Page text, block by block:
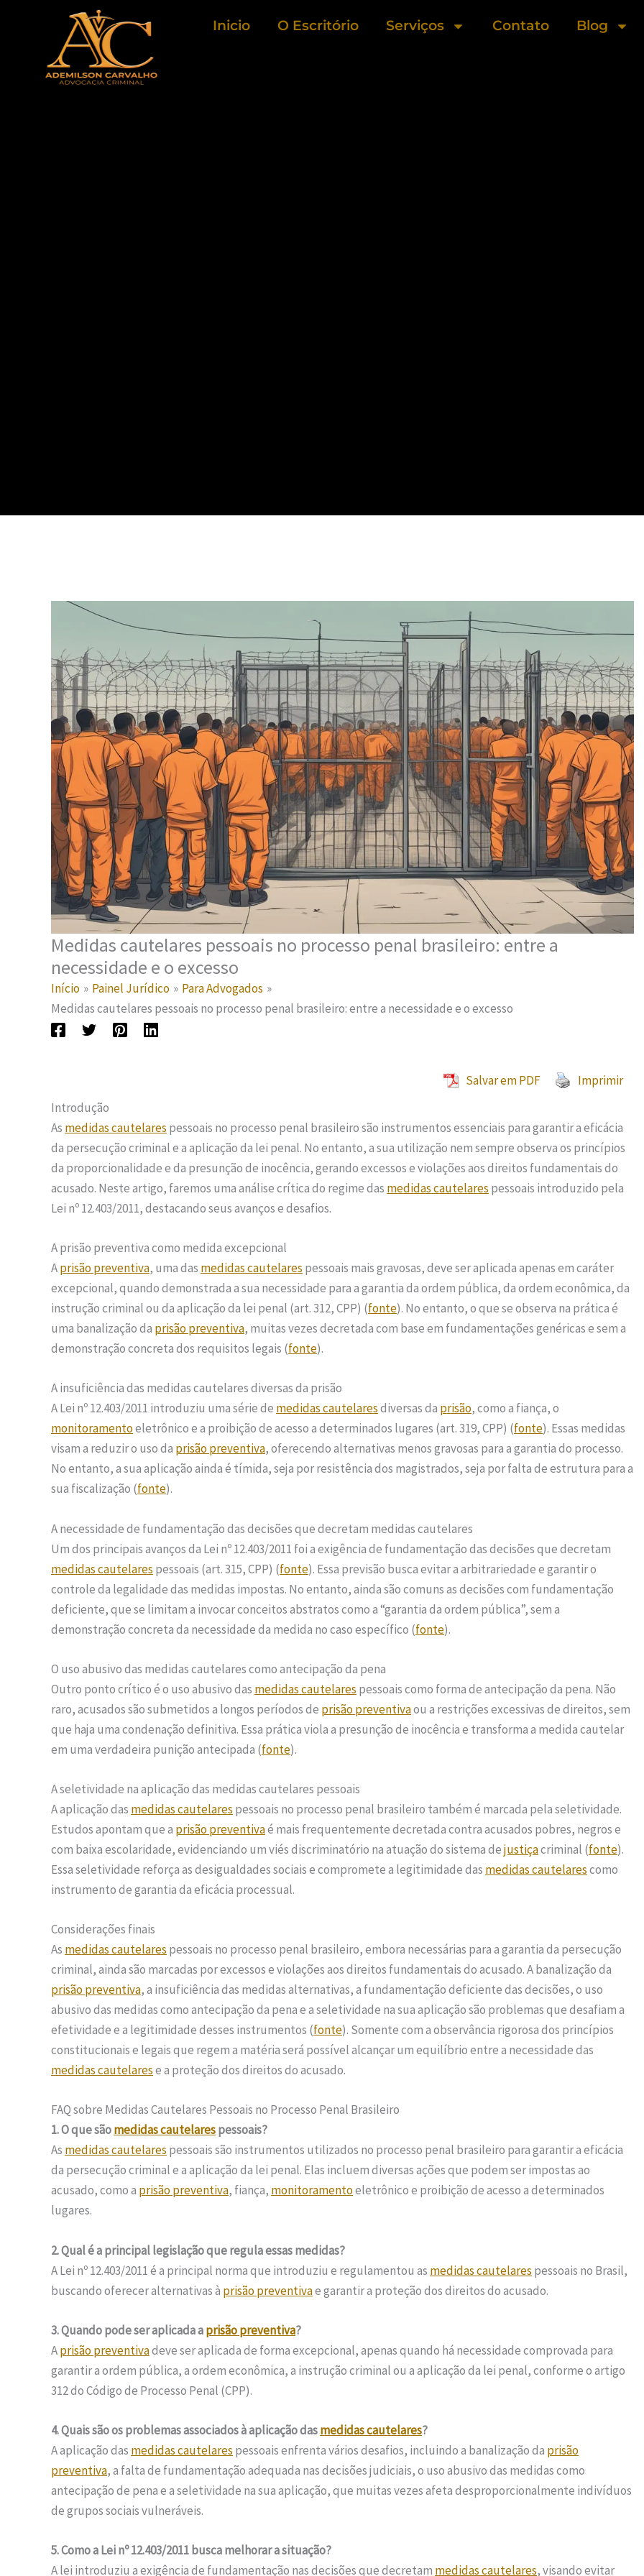
conteúdo
Inicio O Escritório Serviços Contato Blog
Medidas cautelares pessoais no processo penal brasileiro: entre a
necessidade e o excesso
Início Painel Jurídico
Para Advogados
Medidas cautelares pessoais no processo penal brasileiro: entre a necessidade e o excesso
Salvar em PDF
Imprimir
Introdução
As medidas cautelares pessoais no processo penal brasileiro são instrumentos essenciais para garantir a eficácia
da persecução criminal e a aplicação da lei penal. No entanto, a sua utilização nem sempre observa os princípios
da proporcionalidade e da presunção de inocência, gerando excessos e violações aos direitos fundamentais do
acusado. Neste artigo, faremos uma análise crítica do regime das medidas cautelares pessoais introduzido pela
Lei nº 12.403/2011, destacando seus avanços e desafios.
A prisão preventiva como medida excepcional
Aprisão preventiva, uma das medidas cautelares pessoais mais gravosas, deve ser aplicada apenas em caráter
excepcional, quando demonstrada a sua necessidade para a garantia da ordem pública, da ordem econômica, da
instrução criminal ou da aplicação da lei penal (art. 312, CPP) (fonte). No entanto, o que se observa na prática é
uma banalização da prisão preventiva, muitas vezes decretada com base em fundamentações genéricas e sem a
demonstração concreta dos requisitos legais (fonte).
A insuficiência das medidas cautelares diversas da prisão
A Lei nº 12.403/2011 introduziu uma série de medidas cautelaresdiversas da prisão, como a fiança, o
monitoramentoeletrônico e a proibição de acesso a determinados lugares (art. 319, CPP) (fonte). Essas medidas
visam a reduzir o uso da prisão preventiva, oferecendo alternativas menos gravosas para a garantia do processo.
No entanto, a sua aplicação ainda é tímida, seja por resistência dos magistrados, seja por falta de estrutura para a
sua fiscalização (fonte).
A necessidade de fundamentação das decisões que decretam medidas cautelares
Um dos principais avanços da Lei nº 12.403/2011 foi a exigência de fundamentação das decisões que decretam
medidas cautelares pessoais (art. 315, CPP) (fonte). Essa previsão busca evitar a arbitrariedade e garantir o
controle da legalidade das medidas impostas. No entanto, ainda são comuns as decisões com fundamentação
deficiente, que se limitam a invocar conceitos abstratos como a “garantia da ordem pública”, sem a
demonstração concreta da necessidade da medida no caso específico (fonte).
O uso abusivo das medidas cautelares como antecipação da pena
Outro ponto crítico é o uso abusivo das medidas cautelares pessoais como forma de antecipação da pena. Não
raro, acusados são submetidos a longos períodos de prisão preventivaou a restrições excessivas de direitos, sem
que haja uma condenação definitiva. Essa prática viola a presunção de inocência e transforma a medida cautelar
em uma verdadeira punição antecipada (fonte).
A seletividade na aplicação das medidas cautelares pessoais
A aplicação das medidas cautelares pessoais no processo penal brasileiro também é marcada pela seletividade.
Estudos apontam que a prisão preventivaé mais frequentemente decretada contra acusados pobres, negros e
com baixa escolaridade, evidenciando um viés discriminatório na atuação do sistema dejustiçacriminal (fonte).
Essa seletividade reforça as desigualdades sociais e compromete a legitimidade das medidas cautelarescomo
instrumento de garantia da eficácia processual.
Considerações finais
As medidas cautelares pessoais no processo penal brasileiro, embora necessárias para a garantia da persecução
criminal, ainda são marcadas por excessos e violações aos direitos fundamentais do acusado. A banalização da
prisão preventiva, a insuficiência das medidas alternativas, a fundamentação deficiente das decisões, o uso
abusivo das medidas como antecipação da pena e a seletividade na sua aplicação são problemas que desafiam a
efetividade e a legitimidade desses instrumentos (fonte). Somente com a observância rigorosa dos princípios
constitucionais e legais que regem a matéria será possível alcançar um equilíbrio entre a necessidade das
medidas cautelarese a proteção dos direitos do acusado.
FAQ sobre Medidas Cautelares Pessoais no Processo Penal Brasileiro
1. O que sãomedidas cautelarespessoais?
As medidas cautelares pessoais são instrumentos utilizados no processo penal brasileiro para garantir a eficácia
da persecução criminal e a aplicação da lei penal. Elas incluem diversas ações que podem ser impostas ao
acusado, como a prisão preventiva, fiança, monitoramentoeletrônico e proibição de acesso a determinados
lugares.
2. Qual é a principal legislação que regula essas medidas?
A Lei nº 12.403/2011 é a principal norma que introduziu e regulamentou as medidas cautelares pessoais no Brasil,
buscando oferecer alternativas à prisão preventivae garantir a proteção dos direitos do acusado.
3. Quando pode ser aplicada aprisão preventiva?
Aprisão preventivadeve ser aplicada de forma excepcional, apenas quando há necessidade comprovada para
garantir a ordem pública, a ordem econômica, a instrução criminal ou a aplicação da lei penal, conforme o artigo
312 do Código de Processo Penal (CPP).
4. Quais são os problemas associados à aplicação dasmedidas cautelares?
A aplicação das medidas cautelares pessoais enfrenta vários desafios, incluindo a banalização da prisão
preventiva, a falta de fundamentação adequada nas decisões judiciais, o uso abusivo das medidas como
antecipação de pena e a seletividade na sua aplicação, que muitas vezes afeta desproporcionalmente indivíduos
de grupos sociais vulneráveis.
5. Como a Lei nº 12.403/2011 busca melhorar a situação?
A lei introduziu a exigência de fundamentação nas decisões que decretam medidas cautelares, visando evitar